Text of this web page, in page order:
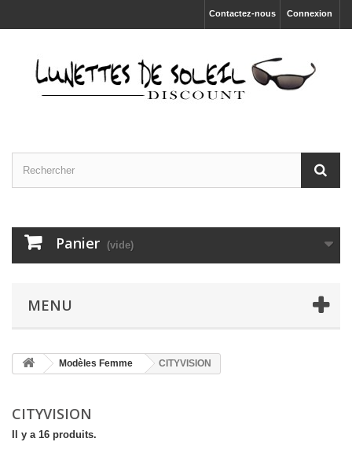
Connexion
Contactez-nous
Panier (vide)
MENU
Modèles Femme CITYVISION
CITYVISION
Il y a 16 produits.